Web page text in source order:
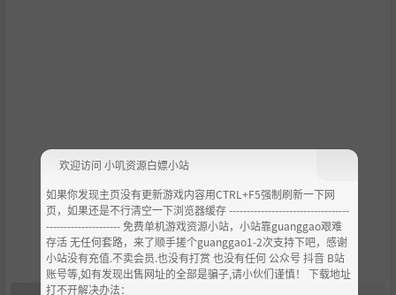
让您的名字出现在每日和每周挑战排行榜的首位。
欢迎访问 小叽资源白嫖小站
如果你发现主页没有更新游戏内容用CTRL+F5强制刷新一下网
页，如果还是不行清空一下浏览器缓存 ----------------------------------
--------------------- 免费单机游戏资源小站，小站靠guanggao艰难
存活 无任何套路，来了顺手搓个guanggao1-2次支持下吧，感谢
小站没有充值.不卖会员.也没有打赏 也没有任何 公众号 抖音 B站
账号等,如有发现出售网址的全部是骗子,请小伙们谨慎！ 下载地址
打不开解决办法：